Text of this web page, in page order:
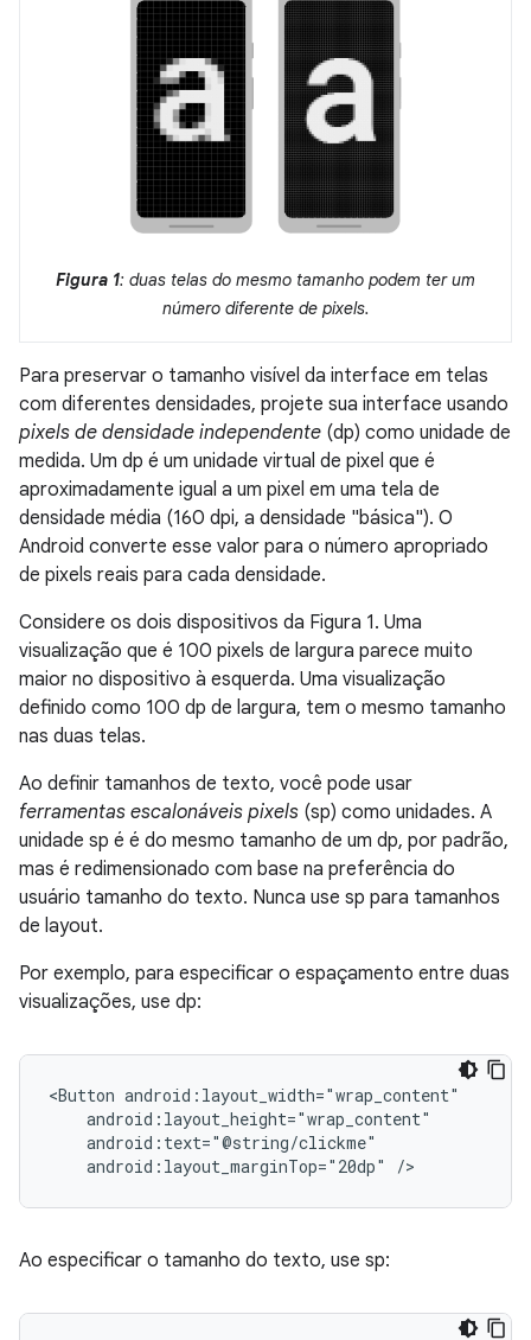
Figura 1: duas telas do mesmo tamanho podem ter um
número diferente de pixels.
Para preservar o tamanho visível da interface em telas
com diferentes densidades, projete sua interface usando
pixels de densidade independente (dp) como unidade de
medida. Um dp é um unidade virtual de pixel que é
aproximadamente igual a um pixel em uma tela de
densidade média (160 dpi, a densidade "básica"). O
Android converte esse valor para o número apropriado
de pixels reais para cada densidade.
Considere os dois dispositivos da Figura 1. Uma
visualização que é 100 pixels de largura parece muito
maior no dispositivo à esquerda. Uma visualização
definido como 100 dp de largura, tem o mesmo tamanho
nas duas telas.
Ao definir tamanhos de texto, você pode usar
ferramentas escalonáveis pixels (sp) como unidades. A
unidade sp é é do mesmo tamanho de um dp, por padrão,
mas é redimensionado com base na preferência do
usuário tamanho do texto. Nunca use sp para tamanhos
de layout.
Por exemplo, para especificar o espaçamento entre duas
visualizações, use dp:
<Button
android:layout_marginTop="20dp"
/>
Ao especificar o tamanho do texto, use sp: